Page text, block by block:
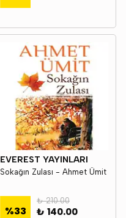
EVEREST YAYINLARI
Sokağın Zulası - Ahmet Ümit
%33
₺ 210.00
₺ 140.00